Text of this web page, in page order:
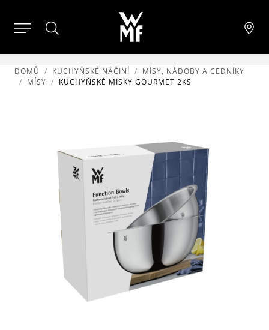
DOMŮ KUCHYŇSKÉ NÁČINÍ
MÍSY, NÁDOBY A CEDNÍKY
MÍSY
KUCHYŇSKÉ MISKY GOURMET 2KS